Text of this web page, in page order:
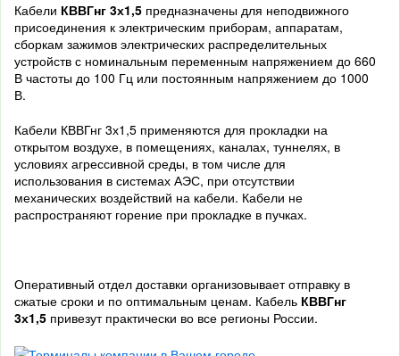
Кабели КВВГнг 3х1,5 предназначены для неподвижного
присоединения к электрическим приборам, аппаратам,
сборкам зажимов электрических распределительных
устройств с номинальным переменным напряжением до 660
В частоты до 100 Гц или постоянным напряжением до 1000
В.
Кабели КВВГнг 3х1,5 применяются для прокладки на
открытом воздухе, в помещениях, каналах, туннелях, в
условиях агрессивной среды, в том числе для
использования в системах АЭС, при отсутствии
механических воздействий на кабели. Кабели не
распространяют горение при прокладке в пучках.
Оперативный отдел доставки организовывает отправку в
сжатые сроки и по оптимальным ценам. Кабель КВВГнг
3х1,5 привезут практически во все регионы России.